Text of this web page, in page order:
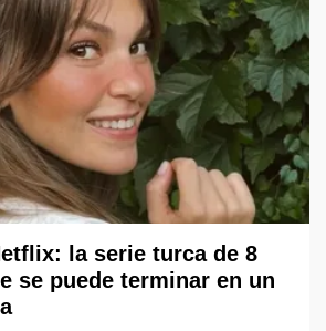
la serie turca de 8
se puede terminar en un